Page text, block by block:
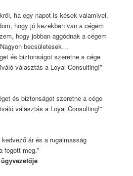
ha egy napot is kések valamivel,
hogy jó kezekben van a cégem
hogy jobban aggódnak a cégem
becsületesek…
és biztonságot szeretne a cége
választás a Loyal Consulting!”
és biztonságot szeretne a cége
választás a Loyal Consulting!”
ár és a rugalmasság
fogott meg.”